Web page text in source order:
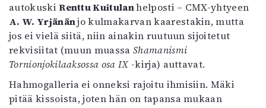
autokuskiRenttu Kuitulanhelposti – CMX-yhtyeen
A. W. Yrjänänjo kulmakarvan kaarestakin, mutta
jos ei vielä siitä, niin ainakin ruutuun sijoitetut
rekvisiitat (muun muassaShamanismi
Tornionjokilaaksossa osa IX-kirja) auttavat.
Hahmogalleria ei onneksi rajoitu ihmisiin. Mäki
pitää kissoista, joten hän on tapansa mukaan